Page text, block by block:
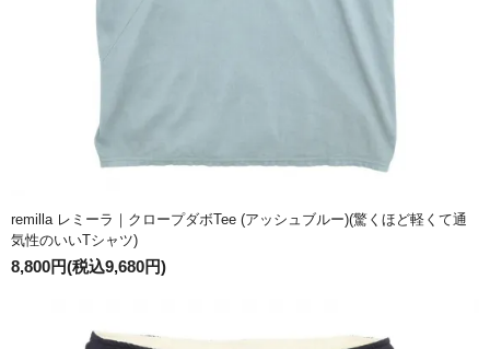
remilla レミーラ｜クロープダボTee (アッシュブルー)(驚くほど軽くて通
気性のいいTシャツ)
8,800円(税込9,680円)